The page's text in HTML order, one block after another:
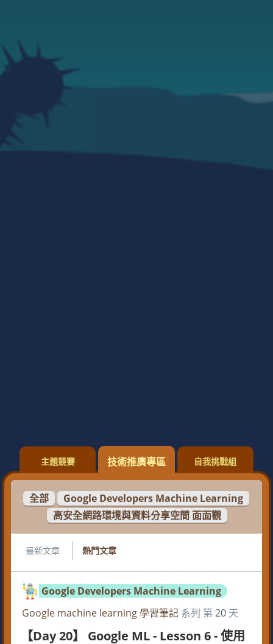
主題競賽 技術推廣專區 自我挑戰組
全部
Google Developers Machine Learning
高安全網路環境與資料分享空間 面面觀
最新文章 熱門文章
Google Developers Machine Learning
Google machine learning 學習筆記 系列 第20 天
【Day 20】 Google ML - Lesson 6 - 使用